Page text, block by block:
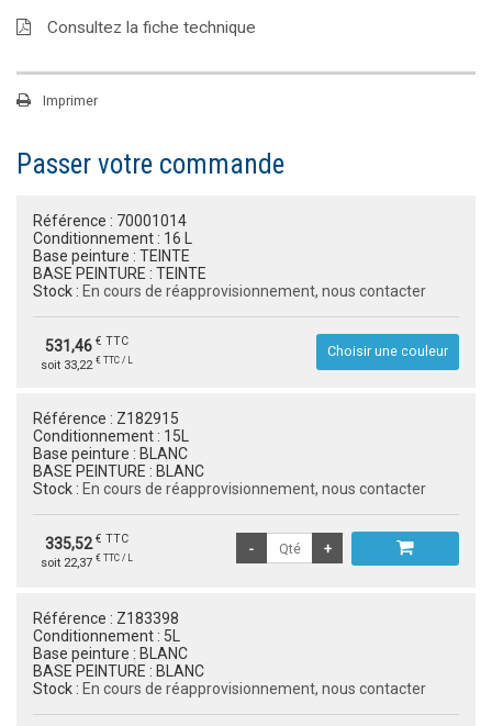
Consultez la fiche technique
Imprimer
Passer votre commande
Référence : 70001014
Conditionnement : 16 L
Base peinture : TEINTE
BASE PEINTURE : TEINTE
Stock : En cours de réapprovisionnement, nous contacter
531,46 € TTC
soit 33,22 € TTC / L
Choisir une couleur
Référence : Z182915
Conditionnement : 15L
Base peinture : BLANC
BASE PEINTURE : BLANC
Stock : En cours de réapprovisionnement, nous contacter
335,52€ TTC
soit 22,37 € TTC / L
Référence : Z183398
Conditionnement : 5L
Base peinture : BLANC
BASE PEINTURE : BLANC
Stock : En cours de réapprovisionnement, nous contacter